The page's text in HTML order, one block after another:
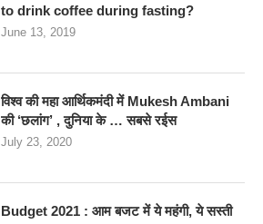
to drink coffee during fasting?
June 13, 2019
विश्व की महा आर्थिकमंदी में Mukesh Ambani
की ‘छलांग’ , दुनिया के … सबसे रईस
July 23, 2020
Budget 2021 : आम बजट में ये महंगी, ये सस्‍ती